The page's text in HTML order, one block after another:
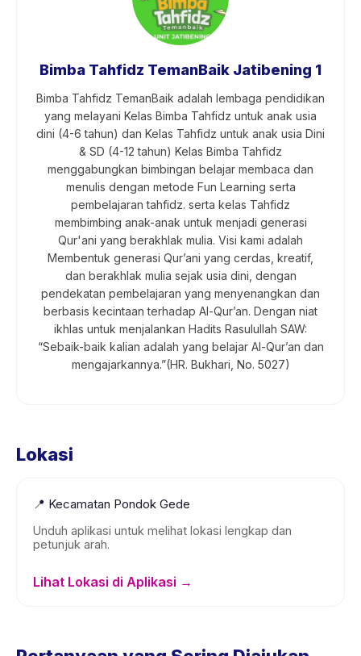
Bimba Tahfidz TemanBaik Jatibening 1
Bimba Tahfidz TemanBaik adalah lembaga pendidikan
yang melayani Kelas Bimba Tahfidz untuk anak usia
dini (4-6 tahun) dan Kelas Tahfidz untuk anak usia Dini
& SD (4-12 tahun) Kelas Bimba Tahfidz
menggabungkan bimbingan belajar membaca dan
menulis dengan metode Fun Learning serta
pembelajaran tahfidz. serta kelas Tahfidz
membimbing anak-anak untuk menjadi generasi
Qur'ani yang berakhlak mulia. Visi kami adalah
Membentuk generasi Qur’ani yang cerdas, kreatif,
dan berakhlak mulia sejak usia dini, dengan
pendekatan pembelajaran yang menyenangkan dan
berbasis kecintaan terhadap Al-Qur’an. Dengan niat
ikhlas untuk menjalankan Hadits Rasulullah SAW:
“Sebaik-baik kalian adalah yang belajar Al-Qur’an dan
mengajarkannya.”(HR. Bukhari, No. 5027)
Lokasi
📍 Kecamatan Pondok Gede
Unduh aplikasi untuk melihat lokasi lengkap dan
petunjuk arah.
Lihat Lokasi di Aplikasi →